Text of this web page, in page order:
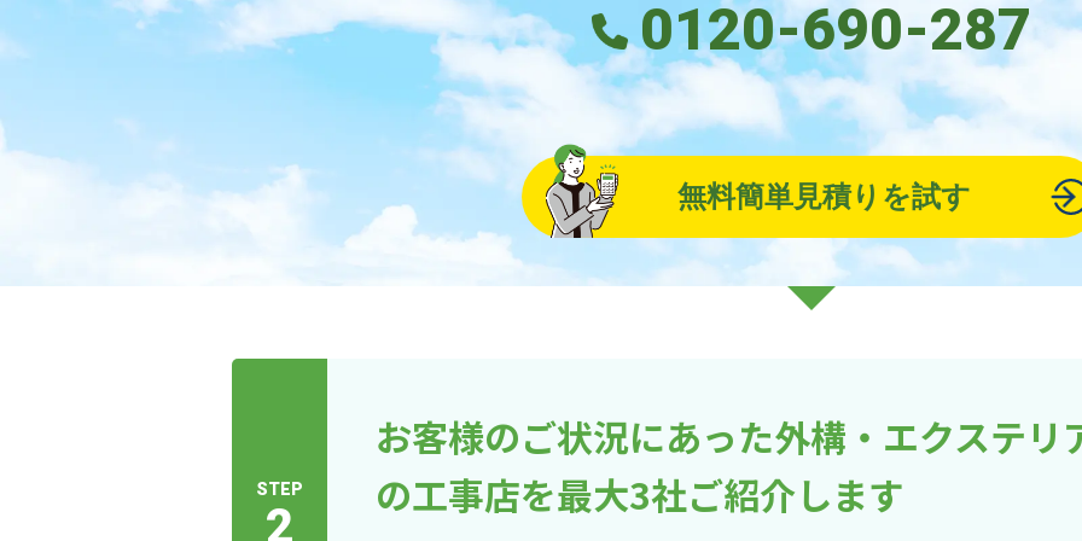
0120-690-287
無料簡単見積りを試す
STEP
2
お客様のご状況にあった外構・エクステリ
の工事店を最大3社ご紹介します